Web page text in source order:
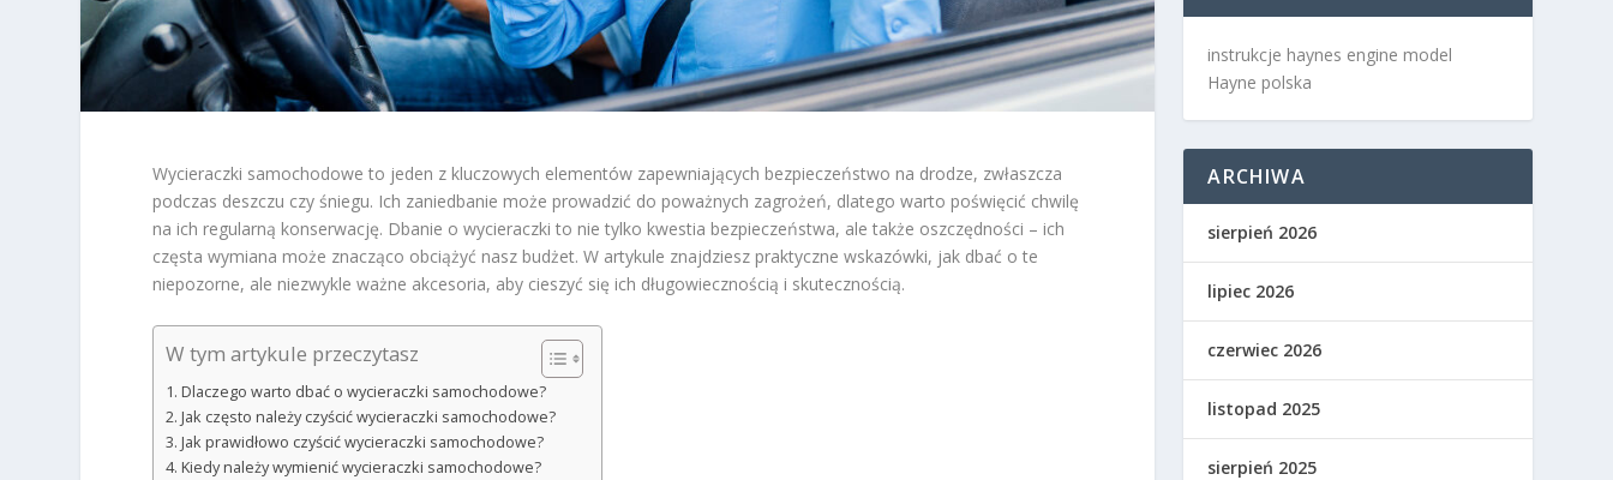
Wycieraczki samochodowe to jeden z kluczowych elementów zapewniających bezpieczeństwo na drodze, zwłaszcza
podczas deszczu czy śniegu. Ich zaniedbanie może prowadzić do poważnych zagrożeń, dlatego warto poświęcić chwilę
na ich regularną konserwację. Dbanie o wycieraczki to nie tylko kwestia bezpieczeństwa, ale także oszczędności – ich
częsta wymiana może znacząco obciążyć nasz budżet. W artykule znajdziesz praktyczne wskazówki, jak dbać o te
niepozorne, ale niezwykle ważne akcesoria, aby cieszyć się ich długowiecznością i skutecznością.
W tym artykule przeczytasz
Dlaczego warto dbać o wycieraczki samochodowe?
Jak często należy czyścić wycieraczki samochodowe?
Jak prawidłowo czyścić wycieraczki samochodowe?
Kiedy należy wymienić wycieraczki samochodowe?
instrukcje haynes engine model
Hayne polska
ARCHIWA
sierpień 2026
lipiec 2026
czerwiec 2026
listopad 2025
sierpień 2025